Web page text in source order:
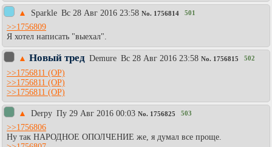
▲ Sparkle Вc 28 Авг 2016 23:58 No. 1756814 501
>>1756809
Я хотел написать "выехал".
▲ Новый тред Demure Вc 28 Авг 2016 23:58 No. 1756815 502
>>1756811
>>1756811
>>1756811
▲ Derpy Пy 29 Авг 2016 00:03 No. 1756825 503
>>1756806
Ну так НАРОДНОЕ ОПОЛЧЕНИЕ же, я думал все проще.